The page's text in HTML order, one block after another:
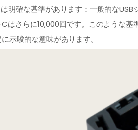
明確な基準があります：一般的な
はさらに10,000回です。このような
示唆的な意味があります。